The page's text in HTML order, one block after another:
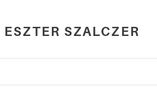
Sök
ESZTER SZALCZER